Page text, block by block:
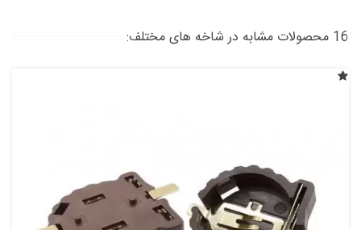
16 محصولات مشابه در شاخه های مختلف: